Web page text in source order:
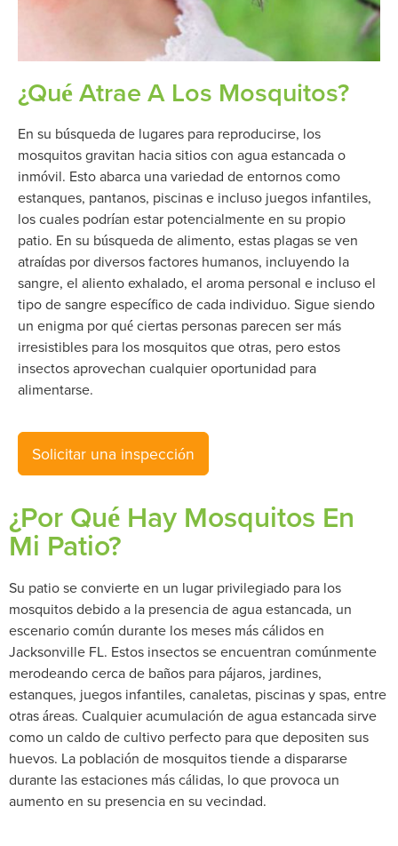
¿Qué Atrae A Los Mosquitos?
En su búsqueda de lugares para reproducirse, los
mosquitos gravitan hacia sitios con agua estancada o
inmóvil. Esto abarca una variedad de entornos como
estanques, pantanos, piscinas e incluso juegos infantiles,
los cuales podrían estar potencialmente en su propio
patio. En su búsqueda de alimento, estas plagas se ven
atraídas por diversos factores humanos, incluyendo la
sangre, el aliento exhalado, el aroma personal e incluso el
tipo de sangre específico de cada individuo. Sigue siendo
un enigma por qué ciertas personas parecen ser más
irresistibles para los mosquitos que otras, pero estos
insectos aprovechan cualquier oportunidad para
alimentarse.
Solicitar una inspección
¿Por Qué Hay Mosquitos En
Mi Patio?
Su patio se convierte en un lugar privilegiado para los
mosquitos debido a la presencia de agua estancada, un
escenario común durante los meses más cálidos en
Jacksonville FL. Estos insectos se encuentran comúnmente
merodeando cerca de baños para pájaros, jardines,
estanques, juegos infantiles, canaletas, piscinas y spas, entre
otras áreas. Cualquier acumulación de agua estancada sirve
como un caldo de cultivo perfecto para que depositen sus
huevos. La población de mosquitos tiende a dispararse
durante las estaciones más cálidas, lo que provoca un
aumento en su presencia en su vecindad.